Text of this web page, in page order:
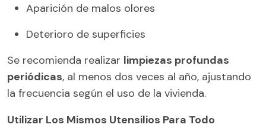
Aparición de malos olores
Deterioro de superficies
Se recomienda realizar limpiezas profundas
periódicas, al menos dos veces al año, ajustando
la frecuencia según el uso de la vivienda.
Utilizar Los Mismos Utensilios Para Todo